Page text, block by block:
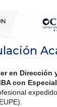
en Dirección
con